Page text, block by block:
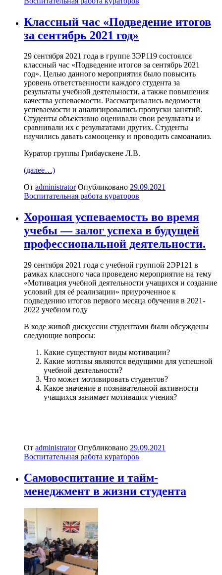
Классный час «Подведение итогов
за сентябрь 2021 год»
29 сентября 2021 года в группе 3ЭР119 состоялся
классный час «Подведение итогов за сентябрь 2021
год». Целью данного мероприятия было повысить
уровень ответственности каждого студента за
результаты учебной деятельности, а также повышения
качества успеваемости. Рассматривались ведомости
успеваемости и анализировались пропуски занятий.
Студенты объективно оценивали свои результаты и
сравнивали их с результатами других. Студенты
научились давать самооценку и проводить самоанализ.
Куратор группы Грибаускене Л.В.
(далее…)
От administrator Опубликовано 29.09.2021
Воспитательная работа кураторов
Хорошая успеваемость во время
учебы — залог успеха в будущей
профессиональной деятельности.
29 сентября 2021 года с учебной группой 2ЭР121 в
рамках классного часа проведено мероприятие на тему
«Мотивация учебной деятельности учащихся и создание
условий для её реализации» приуроченное к
подведению итогов первого месяца обучения в 2021-
2022 учебном году
В ходе живой дискуссии студентами были обсуждены
следующие вопросы:
Какие существуют виды мотивации?
Какие мотивы являются ведущими для успешной
учебной деятельности?
Что может мотивировать студентов?
Какое значение в познавательной активности
учащихся занимает мотивация учения?
От administrator Опубликовано 29.09.2021
Воспитательная работа кураторов
Самовоспитание и тайм-
менеджмент в жизни студента